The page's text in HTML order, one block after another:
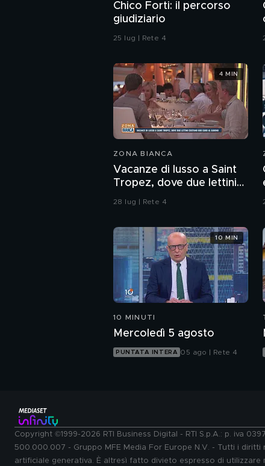
Chico Forti: il percorso
giudiziario
25 lug | Rete 4
ZONA BIANCA
Vacanze di lusso a Saint
Tropez, dove due lettini
costano 800 euro al
28 lug | Rete 4
4 MIN
10 MINUTI
Mercoledì 5 agosto
PUNTATA INTERA 05 ago | Rete 4
10 MIN
Copyright ©1999-2026 RTI Business Digital - RTI S.p.A.: p. iva
500.000.007 - Gruppo MFE Media For Europe N.V. - Tutti i
artificiale generativa. È altresì fatto divieto espresso di utilizzare